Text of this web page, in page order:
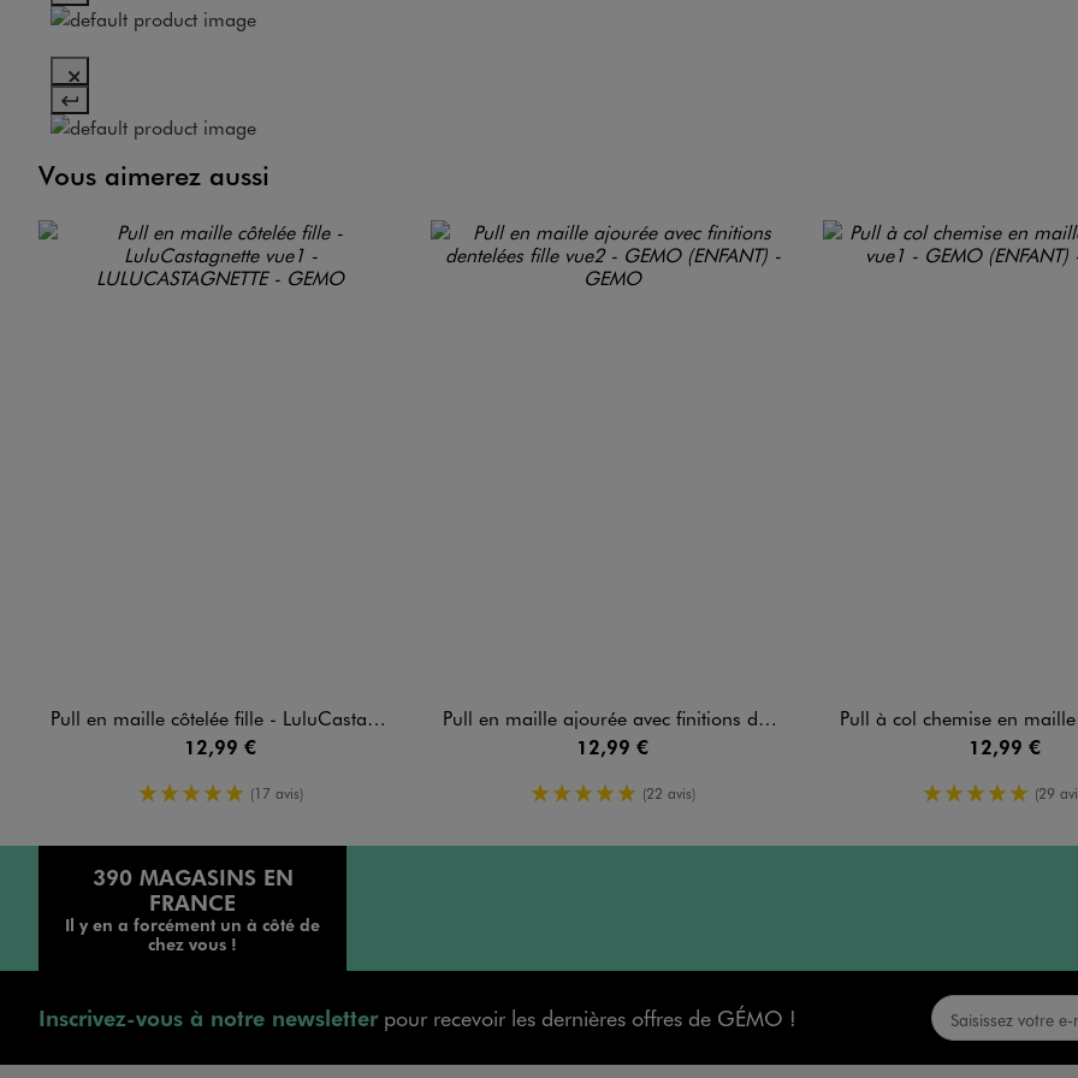
Vous aimerez aussi
Pull en maille côtelée fille - LuluCastagnette
12,99 €
5/5 de moyenne
(17 avis)
Pull en maille ajourée avec finitions dentelées fille
12,99 €
5/5 de moyenne
(22 avis)
Pull à col chemise en
12,99 €
5/5 de (29
390 MAGASINS EN
FRANCE
Il y en a forcément un à côté de
chez vous !
Inscrivez-vous à notre newsletterpour recevoir les dernières offres de GÉMO !